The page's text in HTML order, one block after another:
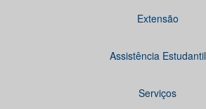
Extensão
Assistência Estudantil
Serviços